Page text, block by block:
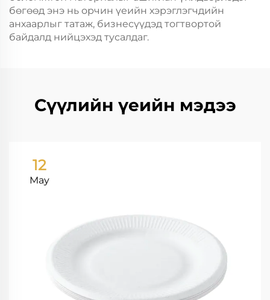
бөгөөд энэ нь орчин үеийн хэрэглэгчдийн
анхаарлыг татаж, бизнесүүдэд тогтвортой
байдалд нийцэхэд тусалдаг.
Сүүлийн үеийн мэдээ
12
May